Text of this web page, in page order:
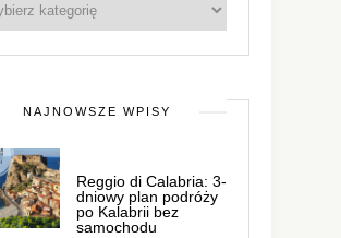
NAJNOWSZE WPISY
Reggio di Calabria: 3-
dniowy plan podróży
po Kalabrii bez
samochodu